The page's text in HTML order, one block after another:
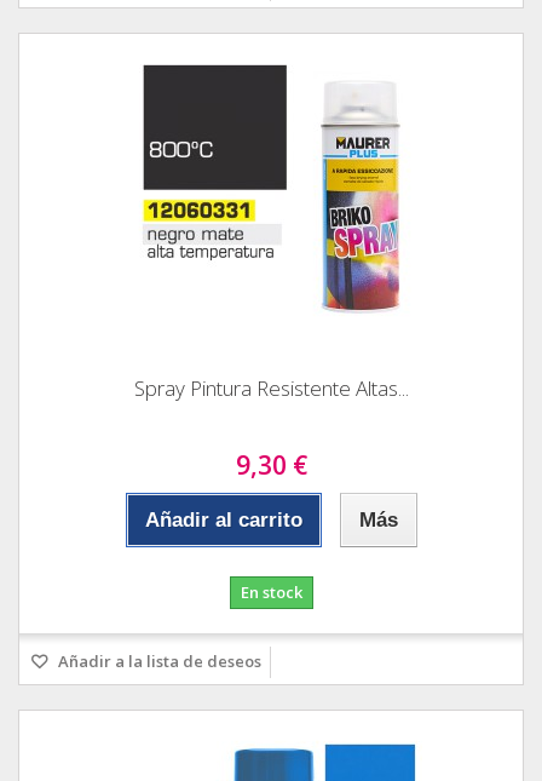
Spray Pintura Resistente Altas...
9,30 €
Añadir al carrito Más
En stock
Añadir a la lista de deseos